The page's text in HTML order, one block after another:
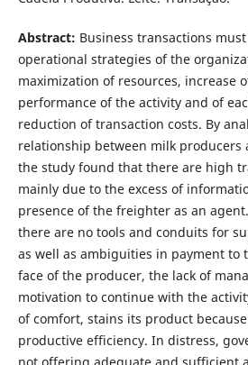
Abstract: Business transactions
operational strategies of the
maximization of resources, increase
performance of the activity and of
reduction of transaction costs. By
relationship between milk producers
the study found that there are high
mainly due to the excess of
presence of the freighter as an
there are no tools and conduits for
as well as ambiguities in payment to
face of the producer, the lack of
motivation to continue with the
of comfort, stains its product
productive efficiency. In distress,
not offering adequate and sufficient